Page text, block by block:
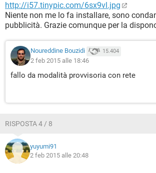
http://i57.tinypic.com/6sx9vl.jpg
Niente non me lo fa installare, sono
pubblicità. Grazie comunque per la
Noureddine Bouzidi 15.404
2 feb 2015 alle 18:46
fallo da modalità provvisoria con rete
RISPOSTA 4 / 8
yuyumi91
2 feb 2015 alle 20:48